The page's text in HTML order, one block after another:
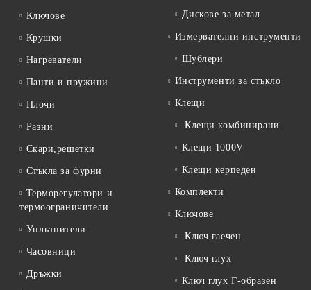
Ключове
Крушки
Нагреватели
Панти и пружини
Плочи
Разни
Скари,решетки
Стъкла за фурни
Терморегулатори и
термоограничители
Уплътнители
Часовници
Дръжки
Дискове за метал
Измервателни инструменти
Шублери
Инструменти за стъкло
Клещи
Клещи комбинирани
Клещи 1000V
Клещи керпеден
Комплекти
Ключове
Ключ гаечен
Ключ глух
Ключ глух Г-образен